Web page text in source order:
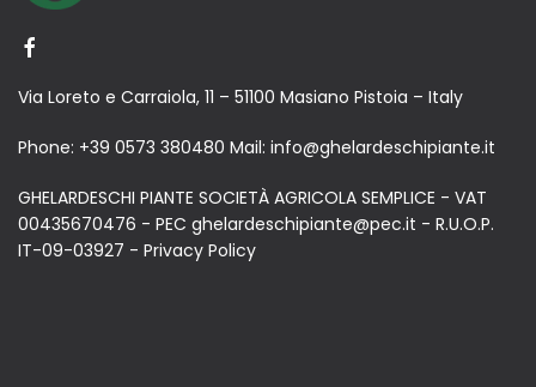
Via Loreto e Carraiola, 11 – 51100 Masiano Pistoia – Italy
Phone: +39 0573 380480 Mail: info@ghelardeschipiante.it
GHELARDESCHI PIANTE SOCIETÀ AGRICOLA SEMPLICE - VAT
00435670476 - PEC ghelardeschipiante@pec.it - R.U.O.P.
IT-09-03927 - Privacy Policy